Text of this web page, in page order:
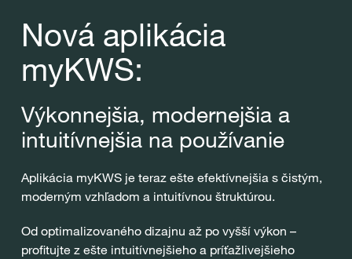
Nová aplikácia
myKWS:
Výkonnejšia, modernejšia a
intuitívnejšia na používanie
Aplikácia myKWS je teraz ešte efektívnejšia s čistým,
moderným vzhľadom a intuitívnou štruktúrou.
Od optimalizovaného dizajnu až po vyšší výkon –
profitujte z ešte intuitívnejšieho a príťažlivejšieho